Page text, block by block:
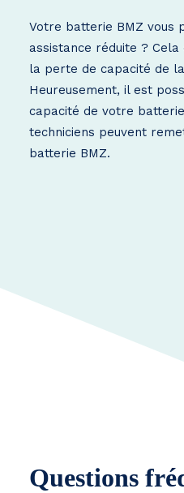
Votre batterie BMZ vous
assistance réduite ?
la perte de capacité de
Heureusement, il est
capacité de votre
techniciens peuvent
batterie BMZ.
Questions